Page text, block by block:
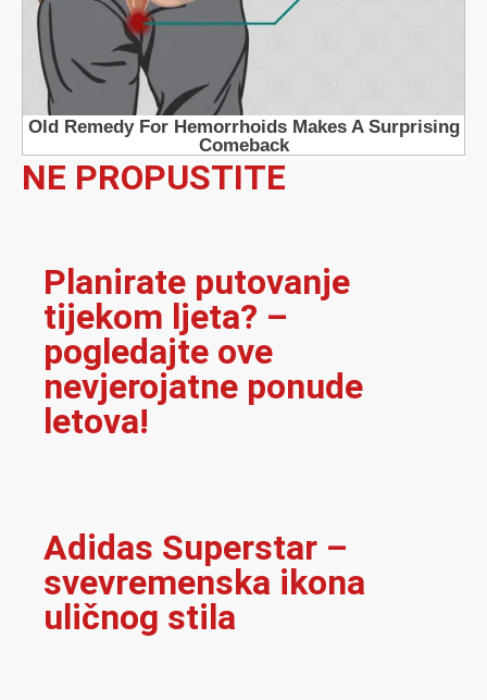
NE PROPUSTITE
Planirate putovanje
tijekom ljeta? –
pogledajte ove
nevjerojatne ponude
letova!
Adidas Superstar –
svevremenska ikona
uličnog stila